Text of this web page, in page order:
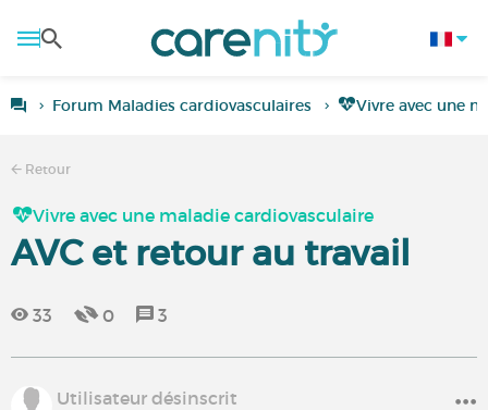
Forum Maladies cardiovasculaires Vivre avec une
Retour
Vivre avec une maladie cardiovasculaire
AVC et retour au travail
33 0 3
Utilisateur désinscrit